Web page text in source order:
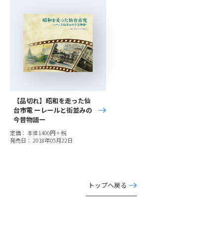
【品切れ】昭和を走った仙
台市電 ーレールと街並みの
今昔物語ー
定価： 本体1400円＋税
発売日： 2018年05月22日
トップへ戻る